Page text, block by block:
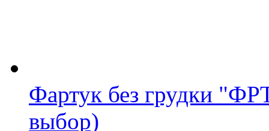
Фартук без грудки
выбор)